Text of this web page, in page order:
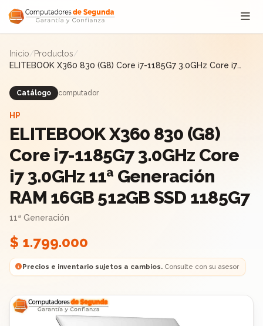
Saltar al contenido
Inicio/Productos/
ELITEBOOK X360 830 (G8) Core i7-1185G7 3.0GHz Core i7
Catálogo computador
HP
ELITEBOOK X360 830 (G8)
Core i7-1185G7 3.0GHz Core
i7 3.0GHz 11ª Generación
RAM 16GB 512GB SSD 1185G7
11ª Generación
$ 1.799.000
Precios e inventario sujetos a cambios.Consulte con su asesor